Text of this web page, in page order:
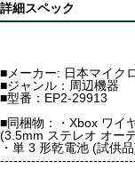
詳細スペック
■メーカー: 日本マイク
■ジャンル：周辺機器
■型番：EP2-29913
■同梱物：・Xbox ワイ
(3.5mm ステレオ オー
・単 3 形乾電池 (試供